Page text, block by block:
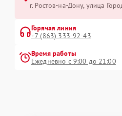
г. Ростов-на-Дону, улица
Горячая линия
+7 (863) 333-92-43
Время работы
Ежедневно с 9:00 до 21:00